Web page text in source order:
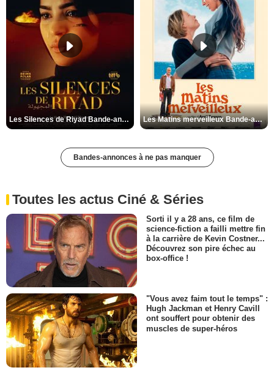
Les Silences de Riyad Bande-annonce VO STFR Les Matins merveilleux Bande-annonce VF
Bandes-annonces à ne pas manquer
Toutes les actus Ciné & Séries
Sorti il y a 28 ans, ce film de
science-fiction a failli mettre fin
à la carrière de Kevin Costner...
Découvrez son pire échec au
box-office !
"Vous avez faim tout le temps" :
Hugh Jackman et Henry Cavill
ont souffert pour obtenir des
muscles de super-héros